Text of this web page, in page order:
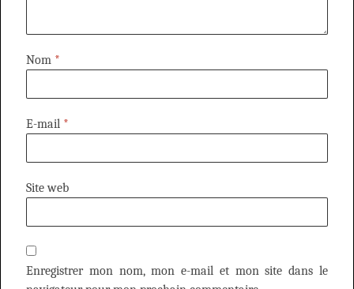
Nom *
E-mail *
Site web
Enregistrer mon nom, mon e-mail et mon site dans le